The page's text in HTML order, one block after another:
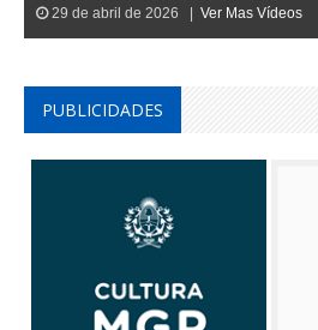
29 de abril de 2026 | Ver Mas Vídeos
PUBLICIDADES